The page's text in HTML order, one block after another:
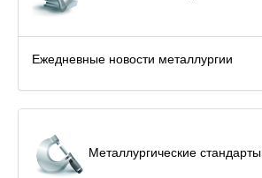
Ежедневные новости металлургии
Металлургические стандарты